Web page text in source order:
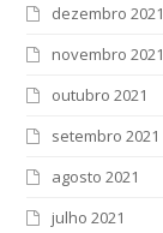
dezembro 2021
novembro 2021
outubro 2021
setembro 2021
agosto 2021
julho 2021